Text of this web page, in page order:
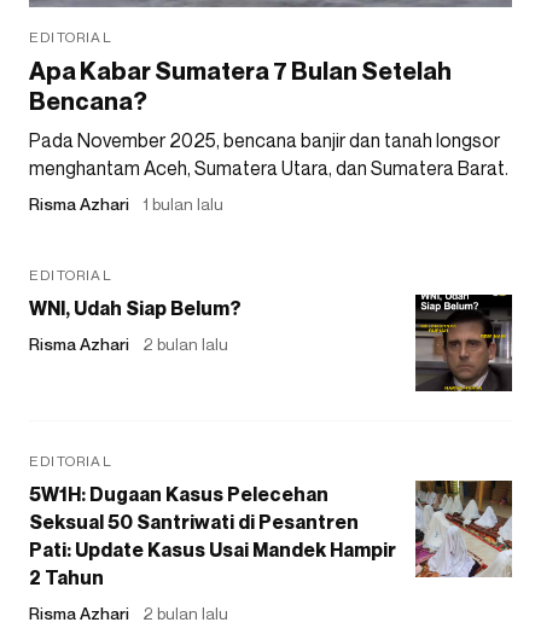
EDITORIAL
Apa Kabar Sumatera 7 Bulan Setelah
Bencana?
Pada November 2025, bencana banjir dan tanah longsor
menghantam Aceh, Sumatera Utara, dan Sumatera Barat.
Risma Azhari 1 bulan lalu
EDITORIAL
WNI, Udah Siap Belum?
Risma Azhari 2 bulan lalu
EDITORIAL
5W1H: Dugaan Kasus Pelecehan
Seksual 50 Santriwati di Pesantren
Pati: Update Kasus Usai Mandek Hampir
2 Tahun
Risma Azhari 2 bulan lalu